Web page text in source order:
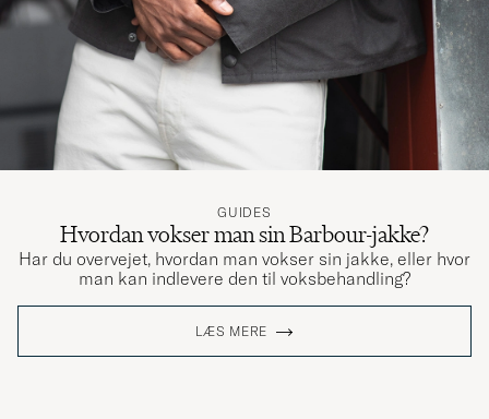
GUIDES
Hvordan vokser man sin Barbour-jakke?
Har du overvejet, hvordan man vokser sin jakke, eller hvor
man kan indlevere den til voksbehandling?
LÆS MERE